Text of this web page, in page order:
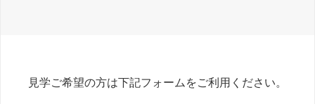
見学ご希望の方は下記フォームをご利用ください。